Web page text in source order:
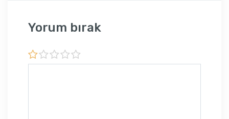
Yorum bırak